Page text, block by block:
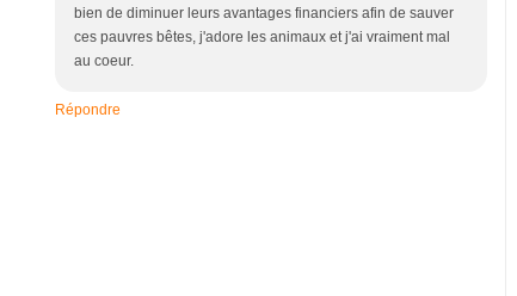
bien de diminuer leurs avantages financiers afin de sauver
ces pauvres bêtes, j'adore les animaux et j'ai vraiment mal
au coeur.
Répondre